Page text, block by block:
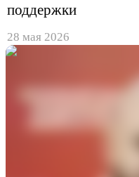
поддержки
28 мая 2026